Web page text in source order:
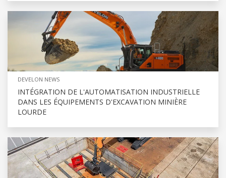
DEVELON NEWS
INTÉGRATION DE L'AUTOMATISATION INDUSTRIELLE
DANS LES ÉQUIPEMENTS D'EXCAVATION MINIÈRE
LOURDE